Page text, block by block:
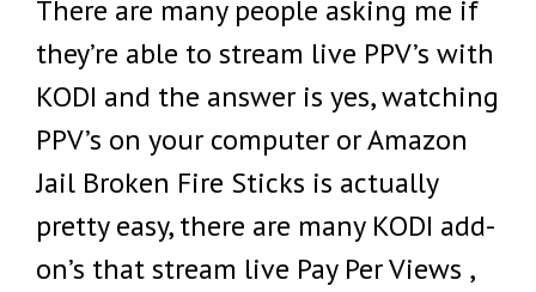
There are many people asking me if
they’re able to stream live PPV’s with
KODI and the answer is yes, watching
PPV’s on your computer or Amazon
Jail Broken Fire Sticks is actually
pretty easy, there are many KODI add-
on’s that stream live Pay Per Views ,